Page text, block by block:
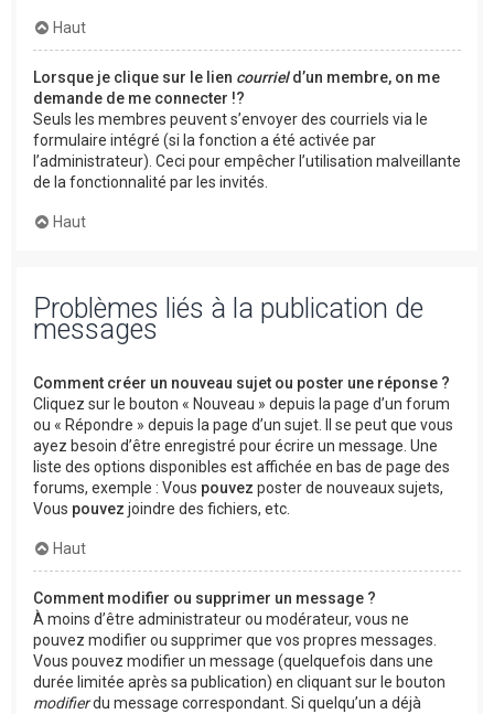
Haut
Lorsque je clique sur le lien courrield’un membre, on me
demande de me connecter !?
Seuls les membres peuvent s’envoyer des courriels via le
formulaire intégré (si la fonction a été activée par
l’administrateur). Ceci pour empêcher l’utilisation malveillante
de la fonctionnalité par les invités.
Haut
Problèmes liés à la publication de
messages
Comment créer un nouveau sujet ou poster une réponse ?
Cliquez sur le bouton « Nouveau » depuis la page d’un forum
ou « Répondre » depuis la page d’un sujet. Il se peut que vous
ayez besoin d’être enregistré pour écrire un message. Une
liste des options disponibles est affichée en bas de page des
forums, exemple : Vous pouvez poster de nouveaux sujets,
Vous pouvez joindre des fichiers, etc.
Haut
Comment modifier ou supprimer un message ?
À moins d’être administrateur ou modérateur, vous ne
pouvez modifier ou supprimer que vos propres messages.
Vous pouvez modifier un message (quelquefois dans une
durée limitée après sa publication) en cliquant sur le bouton
modifierdu message correspondant. Si quelqu’un a déjà